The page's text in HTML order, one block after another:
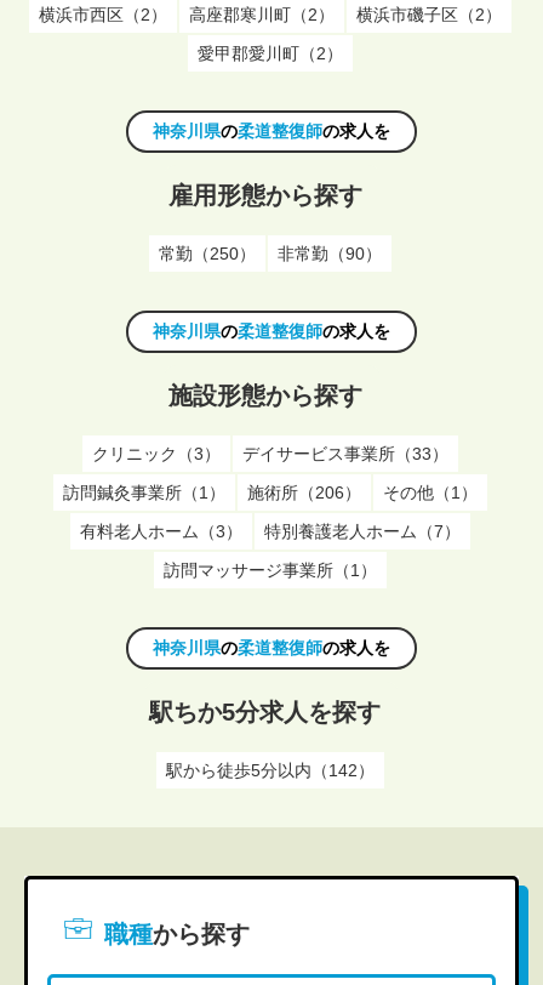
横浜市西区（2）
高座郡寒川町（2）
横浜市磯子区（2）
愛甲郡愛川町（2）
神奈川県の柔道整復師の求人を
雇用形態から探す
常勤（250） 非常勤（90）
神奈川県の柔道整復師の求人を
施設形態から探す
クリニック（3）
デイサービス事業所（33）
訪問鍼灸事業所（1）
施術所（206）
その他（1）
有料老人ホーム（3）
特別養護老人ホーム（7）
訪問マッサージ事業所（1）
神奈川県の柔道整復師の求人を
駅ちか5分求人を探す
駅から徒歩5分以内（142）
職種から探す